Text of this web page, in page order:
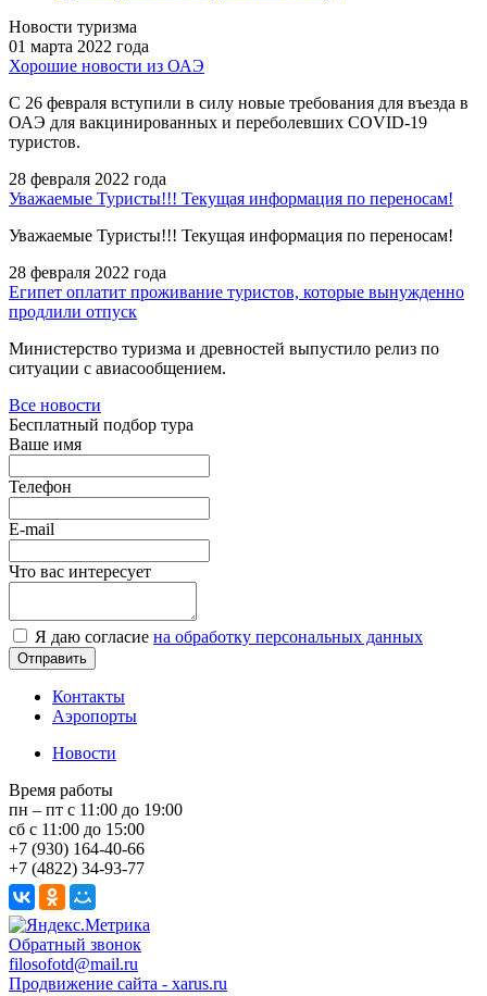
Новости туризма
01 марта 2022 года
Хорошие новости из ОАЭ
С 26 февраля вступили в силу новые требования для въезда в
ОАЭ для вакцинированных и переболевших COVID-19
туристов.
28 февраля 2022 года
Уважаемые Туристы!!! Текущая информация по переносам!
Уважаемые Туристы!!! Текущая информация по переносам!
28 февраля 2022 года
Египет оплатит проживание туристов, которые вынужденно
продлили отпуск
Министерство туризма и древностей выпустило релиз по
ситуации с авиасообщением.
Все новости
Бесплатный подбор тура
Ваше имя
Телефон
E-mail
Что вас интересует
Я даю согласие на обработку персональных данных
Контакты
Аэропорты
Новости
Время работы
пн – пт с 11:00 до 19:00
сб с 11:00 до 15:00
+7 (930) 164-40-66
+7 (4822) 34-93-77
Обратный звонок
filosofotd@mail.ru
Продвижение сайта - xarus.ru